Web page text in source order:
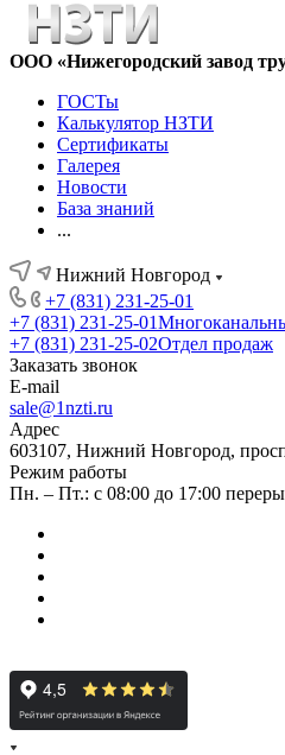
ООО «Нижегородский завод
ГОСТы
Калькулятор НЗТИ
Сертификаты
Галерея
Новости
База знаний
...
Нижний Новгород
+7 (831) 231-25-01
+7 (831) 231-25-01
+7 (831) 231-25-02Отдел продаж
Заказать звонок
E-mail
sale@1nzti.ru
Адрес
603107, Нижний Новгород,
Режим работы
Пн. – Пт.: с 08:00 до 17:00